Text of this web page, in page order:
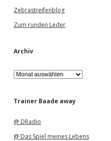
Zebrastreifenblog
Zum runden Leder
Archiv
A
r
h
Trainer Baade away
@ DRadio
@ Das Spiel meines Lebens